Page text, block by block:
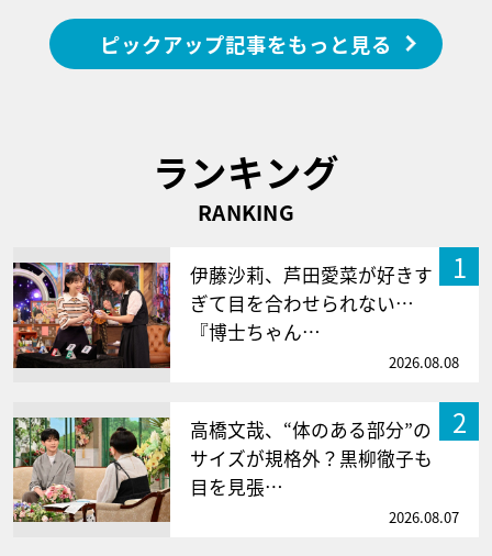
ピックアップ記事をもっと見る
ランキング
RANKING
1
伊藤沙莉、芦田愛菜が好きす
ぎて目を合わせられない…
『博士ちゃん…
2026.08.08
2
高橋文哉、“体のある部分”の
サイズが規格外？黒柳徹子も
目を見張…
2026.08.07